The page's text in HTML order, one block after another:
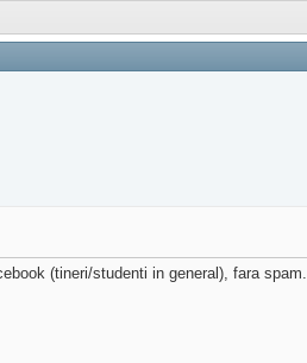
(tineri/studenti in general), fara spam.